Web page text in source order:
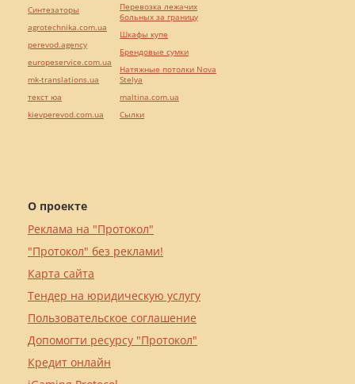
О проекте
Реклама на "Протокол"
"Протокол" без реклами!
Карта сайта
Тендер на юридическую услугу
Пользовательское соглашение
Допомогти ресурсу "Протокол"
Кредит онлайн
Синтезаторы
agrotechnika.com.ua
perevod.agency
europeservice.com.ua
mk-translations.ua
текст юа
kievperevod.com.ua
Перевозка лежачих
больных за границу
Шкафы купе
Брендовые сумки
Натяжные потолки Nova
Stelya
maltina.com.ua
Cылки